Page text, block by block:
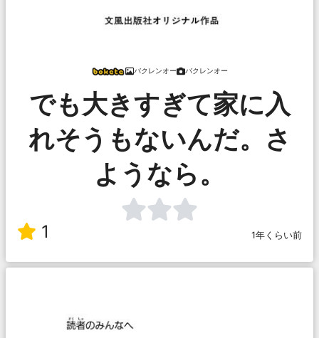
バクレンオー バクレンオー
でも大きすぎて家に入
れそうもないんだ。さ
ようなら。
1 1年くらい前